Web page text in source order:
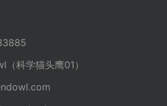
学猫头鹰01）